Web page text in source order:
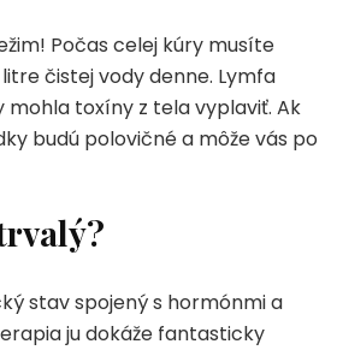
Počas celej kúry musíte
čistej vody denne. Lymfa
mohla toxíny z tela vyplaviť. Ak
budú polovičné a môže vás po
stav spojený s hormónmi a
ju dokáže fantasticky